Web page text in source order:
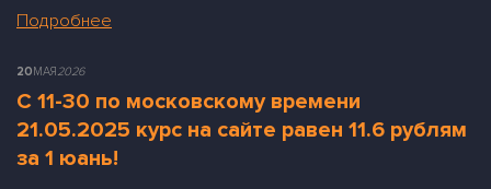
Подробнее
20МАЯ2026
С 11-30 по московскому времени
21.05.2025 курс на сайте равен 11.6 рублям
за 1 юань!